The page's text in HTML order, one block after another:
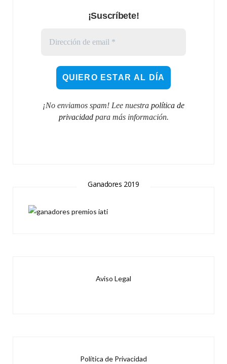
¡Suscríbete!
¡No enviamos spam! Lee nuestra política de
privacidadpara más información.
Ganadores 2019
Aviso Legal
Política de Privacidad